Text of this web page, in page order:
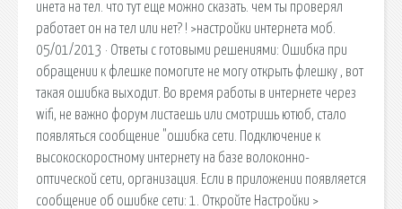
инета на тел. что тут еще можно сказать. чем ты проверял
работает он на тел или нет? ! >настройки интернета моб.
05/01/2013 · Ответы с готовыми решениями: Ошибка при
обращении к флешке помогите не могу открыть флешку , вот
такая ошибка выходит. Во время работы в интернете через
wifi, не важно форум листаешь или смотришь ютюб, стало
появляться сообщение "ошибка сети. Подключение к
высокоскоростному интернету на базе волоконно-
оптической сети, организация. Если в приложении появляется
сообщение об ошибке сети: 1. Откройте Настройки >